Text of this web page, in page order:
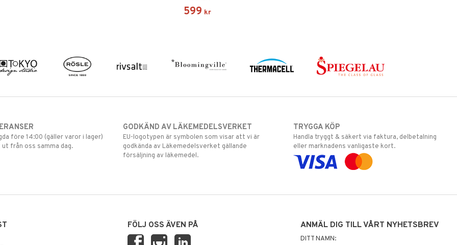
599 kr
före 14:00 (gäller varor i lager)
från oss samma dag.
GODKÄND AV LÄKEMEDELSVERKET
EU-logotypen är symbolen som visar att vi är
godkända av Läkemedelsverket gällande
försäljning av läkemedel.
TRYGGA KÖP
Handla tryggt & säkert via faktura, delbetalning
eller marknadens vanligaste kort.
FÖLJ OSS ÄVEN PÅ ANMÄL DIG TILL VÅRT NYHETSBREV
DITT NAMN: